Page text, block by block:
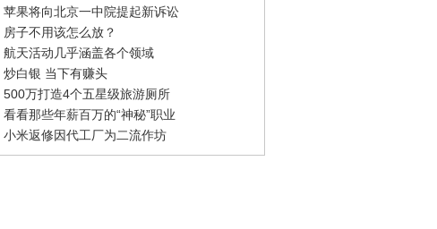
苹果将向北京一中院提起新诉讼
房子不用该怎么放？
航天活动几乎涵盖各个领域
炒白银 当下有赚头
500万打造4个五星级旅游厕所
看看那些年薪百万的“神秘”职业
小米返修因代工厂为二流作坊